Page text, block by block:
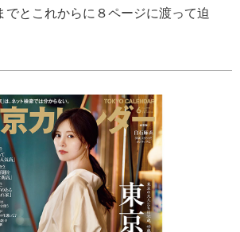
でとこれからに８ページに渡って迫